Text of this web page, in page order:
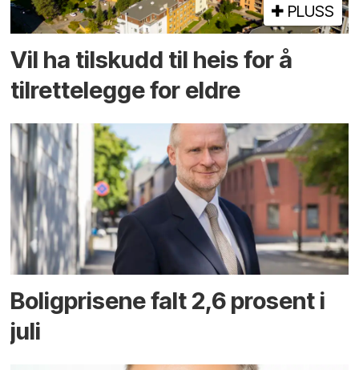
PLUSS
Vil ha tilskudd til heis for å
tilrettelegge for eldre
Boligprisene falt 2,6 prosent i
juli